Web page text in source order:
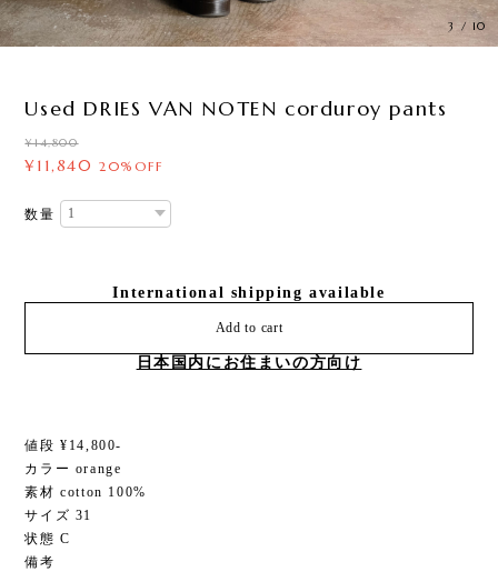
3 / 10
Used DRIES VAN NOTEN corduroy pants
¥14,800
¥11,840 20%OFF
数量
International shipping available
Add to cart
日本国内にお住まいの方向け
値段 ¥14,800-
カラー orange
素材 cotton 100%
サイズ 31
状態 C
備考